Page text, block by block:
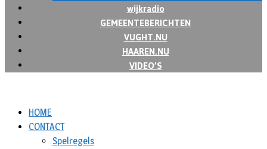
wijkradio
GEMEENTEBERICHTEN
VUGHT.NU
HAAREN.NU
VIDEO’S
HOME
CONTACT
Spelregels